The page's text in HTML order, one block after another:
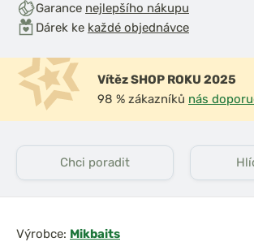
Garance nejlepšího nákupu
Dárek ke každé objednávce
Vítěz SHOP ROKU 2025
98 % zákazníků nás
Chci poradit
Výrobce: Mikbaits